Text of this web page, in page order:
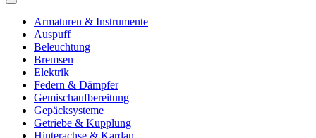
Armaturen & Instrumente
Auspuff
Beleuchtung
Bremsen
Elektrik
Federn & Dämpfer
Gemischaufbereitung
Gepäcksysteme
Getriebe & Kupplung